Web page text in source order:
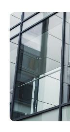
保険
通信
テクノロジー
公的機関